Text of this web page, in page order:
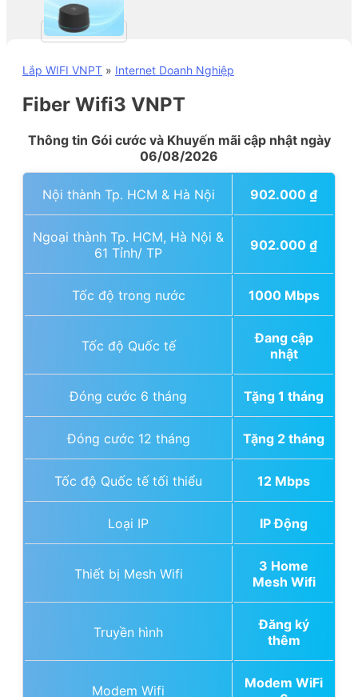
Lắp WIFI VNPT » Internet Doanh Nghiệp
Fiber Wifi3 VNPT
Thông tin Gói cước và Khuyến mãi cập nhật ngày
06/08/2026
Nội thành Tp. HCM & Hà Nội 902.000 ₫
Ngoại thành Tp. HCM, Hà Nội &
61 Tỉnh/ TP
902.000 ₫
Tốc độ trong nước 1000 Mbps
Tốc độ Quốc tế
Đang cập
nhật
Đóng cước 6 tháng Tặng 1 tháng
Đóng cước 12 tháng Tặng 2 tháng
Tốc độ Quốc tế tối thiểu 12 Mbps
Loại IP IP Động
Thiết bị Mesh Wifi
3 Home
Mesh Wifi
Truyền hình
Đăng ký
thêm
Modem Wifi
Modem WiFi